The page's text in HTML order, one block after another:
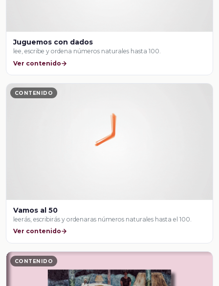
Juguemos con dados
lee, escribe y ordena números naturales hasta 100.
Ver contenido
CONTENIDO
Vamos al 50
leerás, escribirás y ordenaras números naturales hasta el 100.
Ver contenido
CONTENIDO